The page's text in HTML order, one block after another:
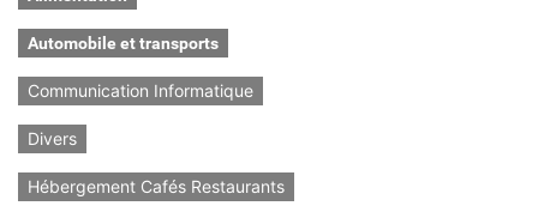
Automobile et transports
Communication Informatique
Divers
Hébergement Cafés Restaurants